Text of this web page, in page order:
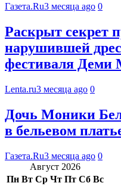
Газета.Ru3 месяца ago 0
Раскрыт секрет
нарушившей
фестиваля Деми
Lenta.ru3 месяца ago 0
Дочь Моники
в бельевом
Газета.Ru3 месяца ago 0
Август 2026
Пн Вт Ср Чт Пт Сб Вс